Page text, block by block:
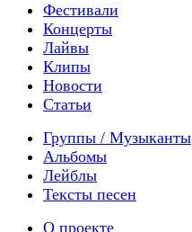
Фестивали
Концерты
Лайвы
Клипы
Новости
Статьи
Группы / Музыканты
Альбомы
Лейблы
Тексты песен
О проекте